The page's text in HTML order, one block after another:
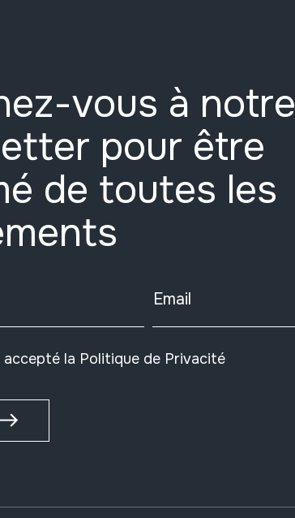
vous à notre
pour être
de toutes les
Email
accepté la Politique de Privacité